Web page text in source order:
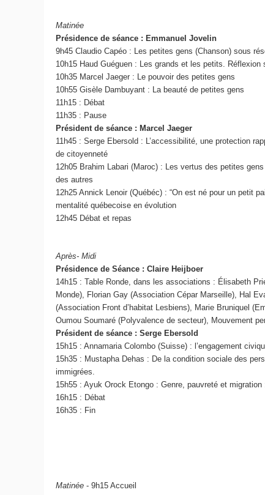
Matinée
Présidence de séance : Emmanuel Jovelin
9h45 Claudio Capéo : Les petites gens (Chanson) sous
10h15 Haud Guéguen : Les grands et les petits.
10h35 Marcel Jaeger : Le pouvoir des petites gens
10h55 Gisèle Dambuyant : La beauté de petites gens
11h15 : Débat
11h35 : Pause
Président de séance : Marcel Jaeger
11h45 : Serge Ebersold : L’accessibilité, une protection
de citoyenneté
12h05 Brahim Labari (Maroc) : Les vertus des petites
des autres
12h25 Annick Lenoir (Québéc) : “On est né pour un petit
mentalité québecoise en évolution
12h45 Débat et repas
Après- Midi
Présidence de Séance : Claire Heijboer
14h15 : Table Ronde, dans les associations : Élisabeth
Monde), Florian Gay (Association Cépar Marseille), Hal
(Association Front d’habitat Lesbiens), Marie Bruniquel
Oumou Soumaré (Polyvalence de secteur), Mouvement
Président de séance : Serge Ebersold
15h15 : Annamaria Colombo (Suisse) : l’engagement
15h35 : Mustapha Dehas : De la condition sociale des
immigrées.
15h55 : Ayuk Orock Etongo : Genre, pauvreté et
16h15 : Débat
16h35 : Fin
Matinée - 9h15 Accueil